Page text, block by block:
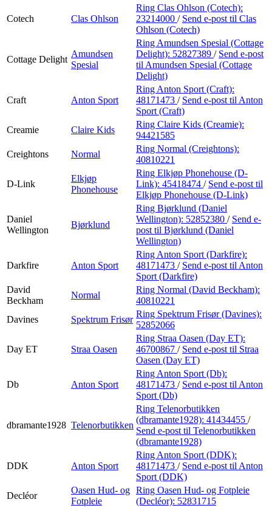
Cotech Clas Ohlson
Ring Clas Ohlson (Cotech):
23214000 / Send e-post til Clas
Ohlson (Cotech)
Cottage Delight
Amundsen
Spesial
Ring Amundsen Spesial (Cottage
Delight): 52827389 / Send e-post
til Amundsen Spesial (Cottage
Delight)
Craft Anton Sport
Ring Anton Sport (Craft):
48171473 / Send e-post til Anton
Sport (Craft)
Creamie
Claire Kids
Ring Claire Kids (Creamie):
94421585
Creightons
Normal
Ring Normal (Creightons):
40810221
D-Link
Elkjøp
Phonehouse
Ring Elkjøp Phonehouse (D-
Link): 45418474 / Send e-post til
Elkjøp Phonehouse (D-Link)
Daniel
Wellington
Bjørklund
Ring Bjørklund (Daniel
Wellington): 52852380 / Send e-
post til Bjørklund (Daniel
Wellington)
Darkfire Anton Sport
Ring Anton Sport (Darkfire):
48171473 / Send e-post til Anton
Sport (Darkfire)
David
Beckham
Normal
Ring Normal (David Beckham):
40810221
Davines
Spektrum Frisør
Ring Spektrum Frisør (Davines):
52852066
Day ET Straa Oasen
Ring Straa Oasen (Day ET):
46700867 / Send e-post til Straa
Oasen (Day ET)
Db Anton Sport
Ring Anton Sport (Db):
48171473 / Send e-post til Anton
Sport (Db)
dbramante1928 Telenorbutikken
Ring Telenorbutikken
(dbramante1928): 41434455 /
Send e-post til Telenorbutikken
(dbramante1928)
DDK Anton Sport
Ring Anton Sport (DDK):
48171473 / Send e-post til Anton
Sport (DDK)
Decléor
Oasen Hud- og
Fotpleie
Ring Oasen Hud- og Fotpleie
(Decléor): 52831715